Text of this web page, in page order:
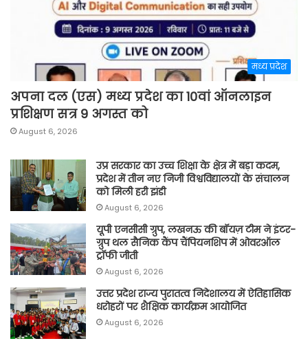
मध्य प्रदेश
अपना दल (एस) मध्य प्रदेश का 10वां ऑनलाइन
प्रशिक्षण सत्र 9 अगस्त को
August 6, 2026
उप्र सरकार का उच्च शिक्षा के क्षेत्र में बड़ा कदम,
प्रदेश में तीन नए निजी विश्वविद्यालयों के संचालन
को मिली हरी झंडी
August 6, 2026
यूपी एनसीसी ग्रुप, लखनऊ की बॉयज़ टीम ने इंटर-
ग्रुप थल सैनिक कैंप चैंपियनशिप में ओवरऑल
ट्रॉफी जीती
August 6, 2026
उत्तर प्रदेश राज्य पुरातत्व निदेशालय में ऐतिहासिक
धरोहरों पर शैक्षिक कार्यक्रम आयोजित
August 6, 2026